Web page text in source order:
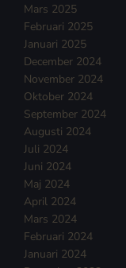
Mars 2025
Februari 2025
Januari 2025
December 2024
November 2024
Oktober 2024
September 2024
Augusti 2024
Juli 2024
Juni 2024
Maj 2024
April 2024
Mars 2024
Februari 2024
Januari 2024